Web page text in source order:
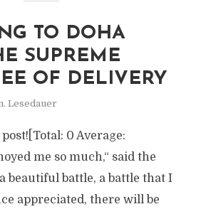
TO DOHA
SUPREME
OF DELIVERY
Lesedauer
0 Average:
me so much,“ said the
a beautiful battle, a battle that I
appreciated, there will be